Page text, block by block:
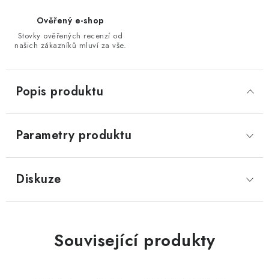
Ověřený e-shop
Stovky ověřených recenzí od
našich zákazníků mluví za vše.
Popis produktu
Parametry produktu
Diskuze
Související produkty